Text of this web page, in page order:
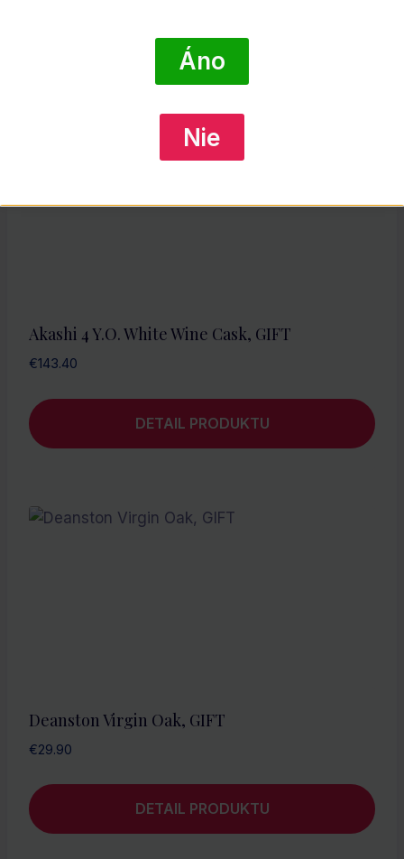
DETAIL PRODUKTU
Akashi 4 Y.O. White Wine Cask, GIFT
€143.40
DETAIL PRODUKTU
Deanston Virgin Oak, GIFT
€29.90
DETAIL PRODUKTU
Áno
Nie